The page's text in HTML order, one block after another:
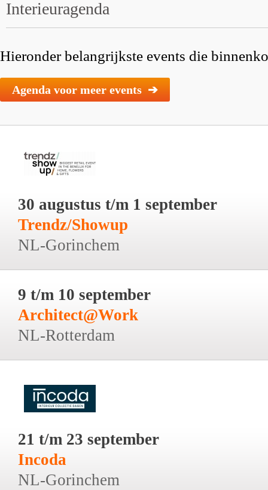
Interieuragenda
Hieronder belangrijkste events die
Agenda voor meer events ➔
30 augustus t/m 1 september
Trendz/Showup
NL-Gorinchem
9 t/m 10 september
Architect@Work
NL-Rotterdam
21 t/m 23 september
Incoda
NL-Gorinchem